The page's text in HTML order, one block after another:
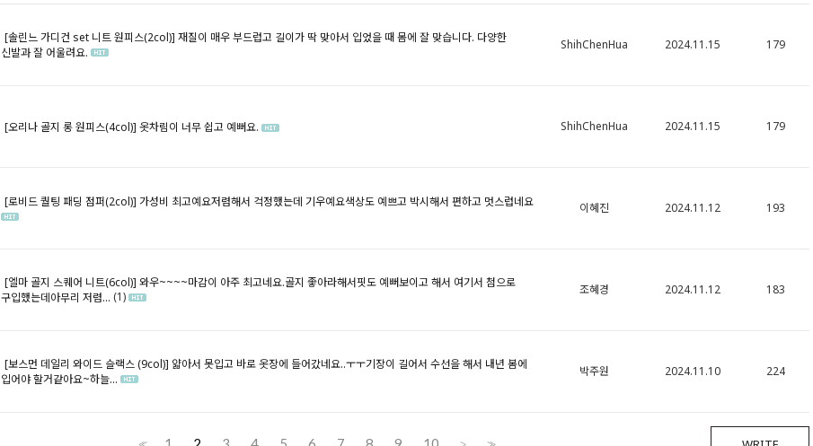
[솔린느 가디건 set 니트 원피스(2col)] 재질이 매우 부드럽고 길이가 딱 맞아서 입었을 때 몸에 잘 맞습니다. 다양한
신발과 잘 어울려요.
ShihChenHua 2024.11.15 179
[오리나 골지 롱 원피스(4col)] 옷차림이 너무 쉽고 예뻐요. ShihChenHua 2024.11.15 179
[로비드 퀄팅 패딩 점퍼(2col)] 가성비 최고예요저렴해서 걱정했는데 기우예요색상도 예쁘고 박시해서 편하고 멋스럽네요 이혜진 2024.11.12 193
[엘마 골지 스퀘어 니트(6col)] 와우~~~~마감이 아주 최고네요.골지 좋아라해서핏도 예뻐보이고 해서 여기서 첨으로
구입했는데아무리 저렴... (1) 조혜경 2024.11.12 183
[보스먼 데일리 와이드 슬랙스 (9col)] 얇아서 못입고 바로 옷장에 들어갔네요..ㅜㅜ기장이 길어서 수선을 해서 내년 봄에
입어야 할거같아요~하늘...
박주원 2024.11.10 224